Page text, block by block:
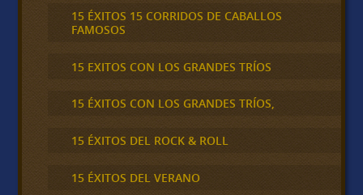
15 ÉXITOS 15 CORRIDOS DE CABALLOS
FAMOSOS
15 EXITOS CON LOS GRANDES TRÍOS
15 ÉXITOS CON LOS GRANDES TRÍOS,
15 ÉXITOS DEL ROCK & ROLL
15 ÉXITOS DEL VERANO